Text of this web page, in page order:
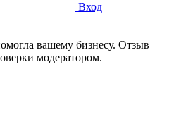
Вход
вашему бизнесу. Отзыв
модератором.